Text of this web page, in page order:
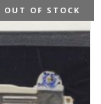
OUT OF STOCK